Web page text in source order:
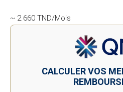
~ 2 660 TND/Mois
CALCULER VOS